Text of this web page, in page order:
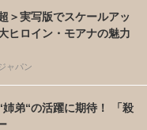
＞実写版でスケールアッ
ヒロイン・モアナの魅力
ャパン
弟“の活躍に期待！ 「殺